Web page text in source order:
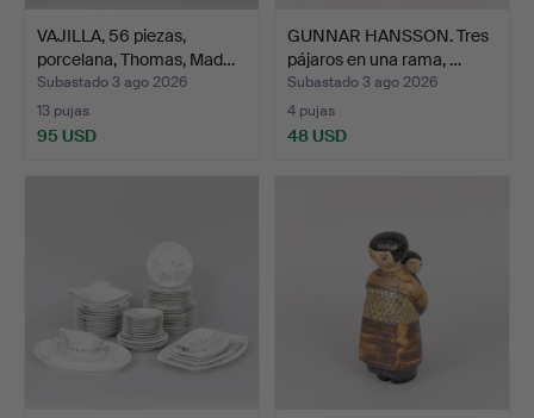
VAJILLA, 56 piezas,
porcelana, Thomas, Mad…
Subastado 3 ago 2026
13 pujas
95 USD
GUNNAR HANSSON. Tres
pájaros en una rama, …
Subastado 3 ago 2026
4 pujas
48 USD